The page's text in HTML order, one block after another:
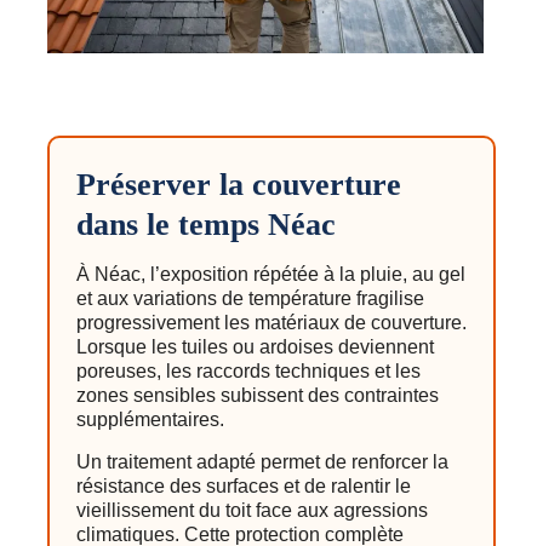
Préserver la couverture
dans le temps Néac
À Néac, l’exposition répétée à la pluie, au gel
et aux variations de température fragilise
progressivement les matériaux de couverture.
Lorsque les tuiles ou ardoises deviennent
poreuses, les raccords techniques et les
zones sensibles subissent des contraintes
supplémentaires.
Un traitement adapté permet de renforcer la
résistance des surfaces et de ralentir le
vieillissement du toit face aux agressions
climatiques. Cette protection complète